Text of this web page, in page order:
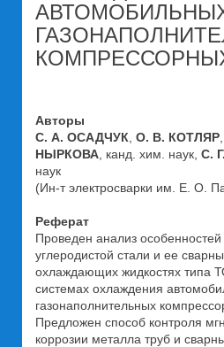
Авторы
С. А. ОСАДЧУК О. В. КОТЛЯР
НЫРКОВА , канд. хим. наук, С.
наук
(Ин-т электросварки им. Е. О.
Реферат
Проведен анализ
углеродистой стали и ее
охлаждающих жидкостях типа
системах охлаждения
газонаполнительных
Предложен способ контроля
коррозии металла труб и